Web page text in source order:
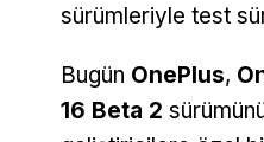
sürümleriyle test
Bugün OnePlus,
16 Beta 2